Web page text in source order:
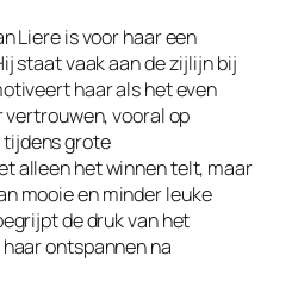
Liere is voor haar een
staat vaak aan de zijlijn bij
haar als het even
vooral op
grote
alleen het winnen telt, maar
mooie en minder leuke
de druk van het
ontspannen na